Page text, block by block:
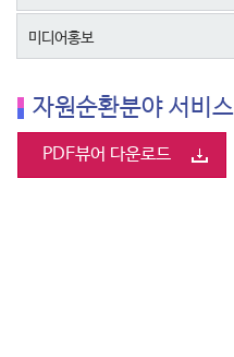
미디어홍보
자원순환분야 서비
PDF뷰어 다운로드